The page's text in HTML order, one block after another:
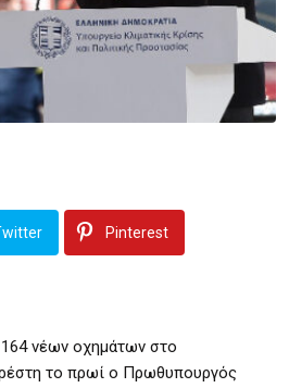
Pinterest
νέων οχημάτων στο
το πρωί ο Πρωθυπουργός